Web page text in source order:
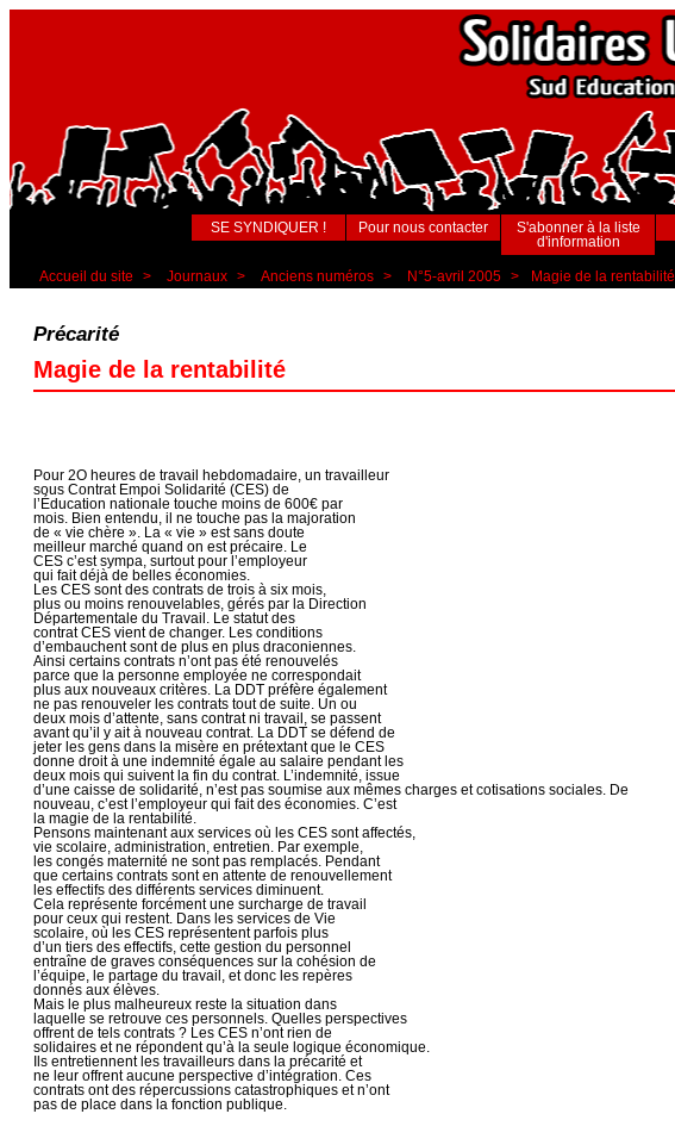
SE SYNDIQUER ! Pour nous contacter
S'abonner à la liste
d'information
Accueil du site > Journaux > Anciens numéros > N°5-avril 2005 > Magie de la rentabilité
Précarité
Magie de la rentabilité
Pour 2O heures de travail hebdomadaire, un travailleur
sous Contrat Empoi Solidarité (CES) de
l’Éducation nationale touche moins de 600€ par
mois. Bien entendu, il ne touche pas la majoration
de « vie chère ». La « vie » est sans doute
meilleur marché quand on est précaire. Le
CES c’est sympa, surtout pour l’employeur
qui fait déjà de belles économies.
Les CES sont des contrats de trois à six mois,
plus ou moins renouvelables, gérés par la Direction
Départementale du Travail. Le statut des
contrat CES vient de changer. Les conditions
d’embauchent sont de plus en plus draconiennes.
Ainsi certains contrats n’ont pas été renouvelés
parce que la personne employée ne correspondait
plus aux nouveaux critères. La DDT préfère également
ne pas renouveler les contrats tout de suite. Un ou
deux mois d’attente, sans contrat ni travail, se passent
avant qu’il y ait à nouveau contrat. La DDT se défend de
jeter les gens dans la misère en prétextant que le CES
donne droit à une indemnité égale au salaire pendant les
deux mois qui suivent la fin du contrat. L’indemnité, issue
d’une caisse de solidarité, n’est pas soumise aux mêmes charges et cotisations sociales. De
nouveau, c’est l’employeur qui fait des économies. C’est
la magie de la rentabilité.
Pensons maintenant aux services où les CES sont affectés,
vie scolaire, administration, entretien. Par exemple,
les congés maternité ne sont pas remplacés. Pendant
que certains contrats sont en attente de renouvellement
les effectifs des différents services diminuent.
Cela représente forcément une surcharge de travail
pour ceux qui restent. Dans les services de Vie
scolaire, où les CES représentent parfois plus
d’un tiers des effectifs, cette gestion du personnel
entraîne de graves conséquences sur la cohésion de
l’équipe, le partage du travail, et donc les repères
donnés aux élèves.
Mais le plus malheureux reste la situation dans
laquelle se retrouve ces personnels. Quelles perspectives
offrent de tels contrats ? Les CES n’ont rien de
solidaires et ne répondent qu’à la seule logique économique.
Ils entretiennent les travailleurs dans la précarité et
ne leur offrent aucune perspective d’intégration. Ces
contrats ont des répercussions catastrophiques et n’ont
pas de place dans la fonction publique.